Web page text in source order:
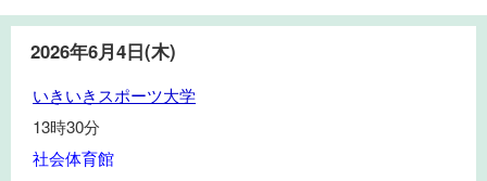
2026年6月4日(木)
い
き
いきいきスポーツ大学
13時30分
社会体育館